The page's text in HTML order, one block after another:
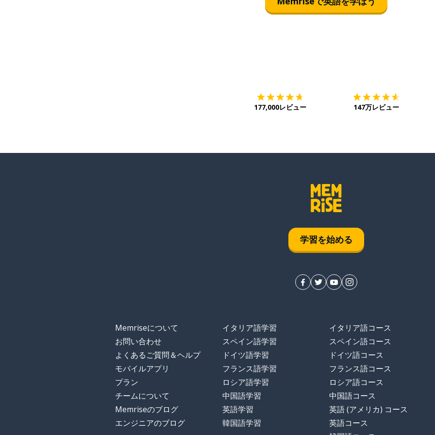
177,000レビュー 147万レビュー
学習を始める
Memriseについて
お問い合わせ
よくあるご質問＆ヘルプ
モバイルアプリ
プラン
チームについて
Memriseのブログ
エンジニアのブログ
イタリア語学習
スペイン語学習
ドイツ語学習
フランス語学習
ロシア語学習
中国語学習
英語学習
韓国語学習
イタリア語コース
スペイン語コース
ドイツ語コース
フランス語コース
ロシア語コース
中国語コース
英語 (アメリカ) コース
英語コース